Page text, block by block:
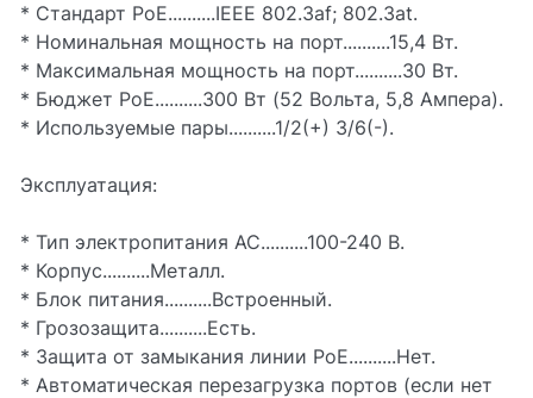
* Стандарт PoE..........IEEE 802.3af; 802.3at.
* Номинальная мощность на порт..........15,4 Вт.
* Максимальная мощность на порт..........30 Вт.
* Бюджет PoE..........300 Вт (52 Вольта, 5,8 Ампера).
* Используемые пары..........1/2(+) 3/6(-).
Эксплуатация:
* Тип электропитания AC..........100-240 В.
* Корпус..........Металл.
* Блок питания..........Встроенный.
* Грозозащита..........Есть.
* Защита от замыкания линии PoE..........Нет.
* Автоматическая перезагрузка портов (если нет